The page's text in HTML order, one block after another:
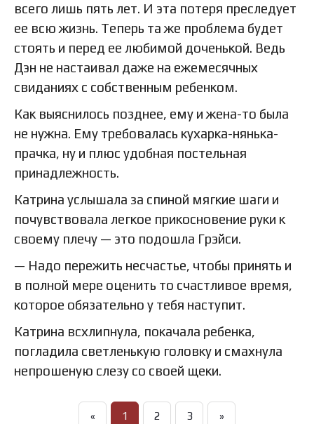
всего лишь пять лет. И эта потеря преследует
ее всю жизнь. Теперь та же проблема будет
стоять и перед ее любимой доченькой. Ведь
Дэн не настаивал даже на ежемесячных
свиданиях с собственным ребенком.
Как выяснилось позднее, ему и жена-то была
не нужна. Ему требовалась кухарка-нянька-
прачка, ну и плюс удобная постельная
принадлежность.
Катрина услышала за спиной мягкие шаги и
почувствовала легкое прикосновение руки к
своему плечу — это подошла Грэйси.
— Надо пережить несчастье, чтобы принять и
в полной мере оценить то счастливое время,
которое обязательно у тебя наступит.
Катрина всхлипнула, покачала ребенка,
погладила светленькую головку и смахнула
непрошеную слезу со своей щеки.
« 1 2 3 »